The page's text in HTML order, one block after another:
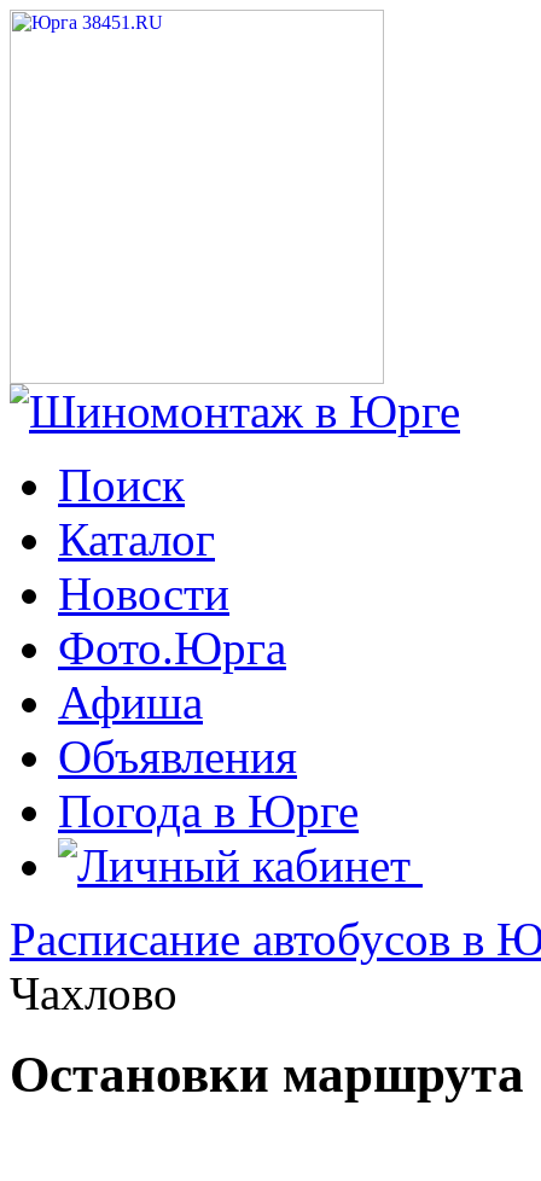
Поиск
Каталог
Новости
Фото.Юрга
Афиша
Объявления
Погода в Юрге
Расписание автобусов в
Чахлово
Остановки маршрута